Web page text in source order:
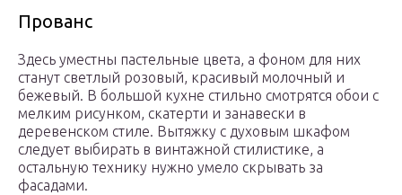
Прованс
Здесь уместны пастельные цвета, а фоном для них
станут светлый розовый, красивый молочный и
бежевый. В большой кухне стильно смотрятся обои с
мелким рисунком, скатерти и занавески в
деревенском стиле. Вытяжку с духовым шкафом
следует выбирать в винтажной стилистике, а
остальную технику нужно умело скрывать за
фасадами.